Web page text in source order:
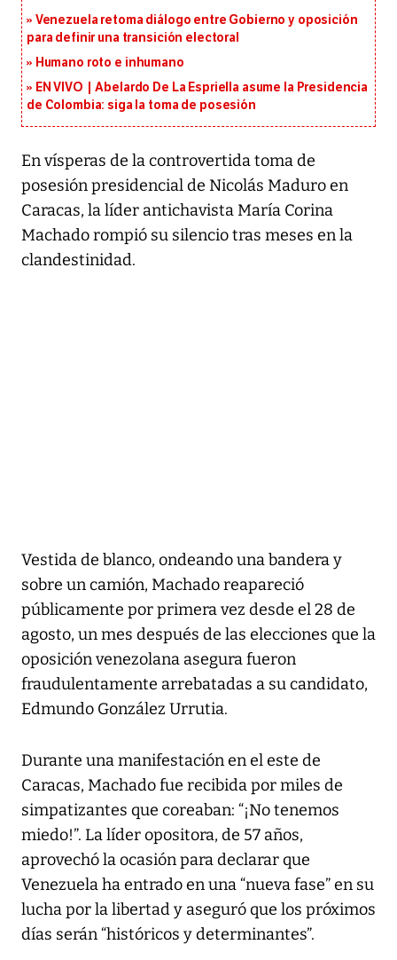
Venezuela retoma diálogo entre Gobierno y oposición
para definir una transición electoral
Humano roto e inhumano
EN VIVO | Abelardo De La Espriella asume la Presidencia
de Colombia: siga la toma de posesión
En vísperas de la controvertida toma de
posesión presidencial de Nicolás Maduro en
Caracas, la líder antichavista María Corina
Machado rompió su silencio tras meses en la
clandestinidad.
Vestida de blanco, ondeando una bandera y
sobre un camión, Machado reapareció
públicamente por primera vez desde el 28 de
agosto, un mes después de las elecciones que la
oposición venezolana asegura fueron
fraudulentamente arrebatadas a su candidato,
Edmundo González Urrutia.
Durante una manifestación en el este de
Caracas, Machado fue recibida por miles de
simpatizantes que coreaban: “¡No tenemos
miedo!”. La líder opositora, de 57 años,
aprovechó la ocasión para declarar que
Venezuela ha entrado en una “nueva fase” en su
lucha por la libertad y aseguró que los próximos
días serán “históricos y determinantes”.